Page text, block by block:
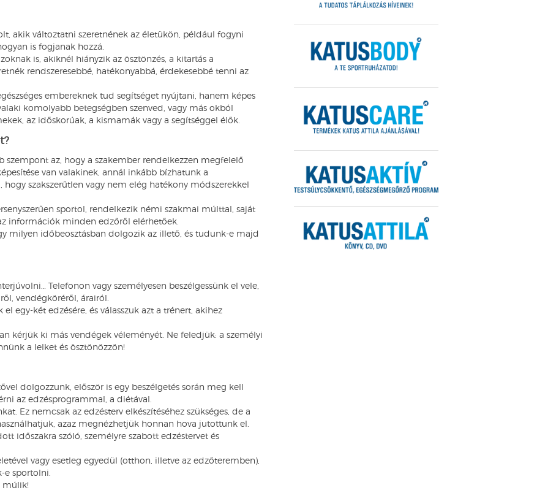
akik változtatni szeretnének az életükön, például fogyni
is fogjanak hozzá.
is, akiknél hiányzik az ösztönzés, a kitartás a
rendszeresebbé, hatékonyabbá, érdekesebbé tenni az
embereknek tud segítséget nyújtani, hanem képes
komolyabb betegségben szenved, vagy más okból
az időskorúak, a kismamák vagy a segítséggel élők.
szempont az, hogy a szakember rendelkezzen megfelelő
van valakinek, annál inkább bízhatunk a
hogy szakszerűtlen vagy nem elég hatékony módszerekkel
sportol, rendelkezik némi szakmai múlttal, saját
információk minden edzőről elérhetőek.
milyen időbeosztásban dolgozik az illető, és tudunk-e majd
Telefonon vagy személyesen beszélgessünk el vele,
vendégköréről, árairól.
egy-két edzésére, és válasszuk azt a trénert, akihez
kérjük ki más vendégek véleményét. Ne feledjük: a személyi
a lelket és ösztönözzön!
dolgozzunk, először is egy beszélgetés során meg kell
az edzésprogrammal, a diétával.
Ez nemcsak az edzésterv elkészítéséhez szükséges, de a
azaz megnézhetjük honnan hova jutottunk el.
időszakra szóló, személyre szabott edzéstervet és
vagy esetleg egyedül (otthon, illetve az edzőteremben),
sportolni.
múlik!